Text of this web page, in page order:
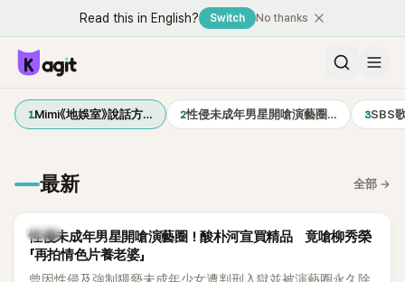
Read this in English? Switch No thanks
1Mimi《地娛室》說話方… 2性侵未成年男星開嗆演藝圈… 3SBS
最新 全部 →
韓星
性侵未成年男星開嗆演藝圈！酸朴河宣買精品 竟嗆柳秀榮
「再拍情色片養老婆」